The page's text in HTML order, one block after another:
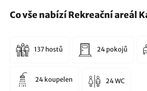
Co vše nabízí Rekreační areál
137 hostů 24 pokojů
24 koupelen 24 WC